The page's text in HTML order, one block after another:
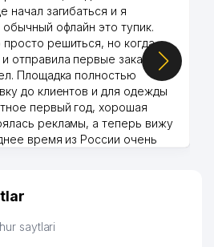
начал загибаться и я
офлайн это тупик.
решиться, но когда
отправила первые заказы,
Площадка полностью
до клиентов и для одежды
первый год, хорошая
рекламы, а теперь вижу
время из России очень
saytlari